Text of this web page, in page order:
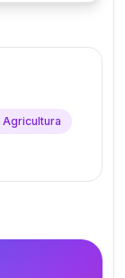
Agricultura